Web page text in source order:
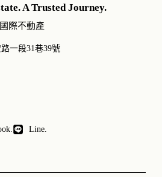
A Trusted Journey.
際不動產
一段31巷39號
Line.